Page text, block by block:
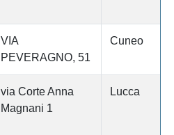
VIA
PEVERAGNO, 51
Cuneo
via Corte Anna
Magnani 1
Lucca